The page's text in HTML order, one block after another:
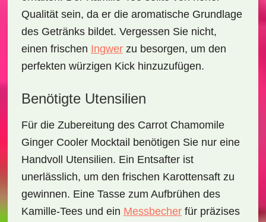
Qualität sein, da er die aromatische Grundlage
des Getränks bildet. Vergessen Sie nicht,
einen frischen Ingwerzu besorgen, um den
perfekten würzigen Kick hinzuzufügen.
Benötigte Utensilien
Für die Zubereitung des Carrot Chamomile
Ginger Cooler Mocktail benötigen Sie nur eine
Handvoll Utensilien. Ein Entsafterist
unerlässlich, um den frischen Karottensaft zu
gewinnen. Eine Tassezum Aufbrühen des
Kamille-Tees und ein Messbecherfür präzises